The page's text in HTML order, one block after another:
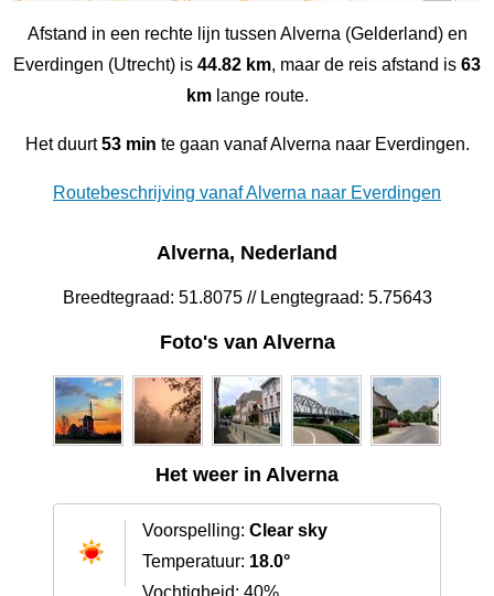
Afstand in een rechte lijn tussen Alverna (Gelderland) en
Everdingen (Utrecht) is 44.82 km, maar de reis afstand is 63
kmlange route.
Het duurt53 min te gaan vanaf Alverna naar Everdingen.
Routebeschrijving vanaf Alverna naar Everdingen
Alverna, Nederland
Breedtegraad: 51.8075 // Lengtegraad: 5.75643
Foto's van Alverna
Het weer in Alverna
Voorspelling: Clear sky
Temperatuur: 18.0°